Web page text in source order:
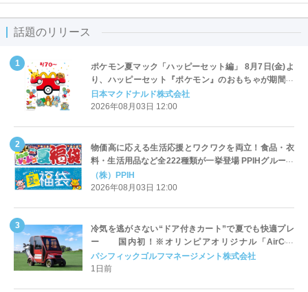
話題のリリース
ポケモン夏マック「ハッピーセット編」 8月7日(金)よ
り、ハッピーセット『ポケモン』のおもちゃが期間限
定登場
日本マクドナルド株式会社
2026年08月03日 12:00
物価高に応える生活応援とワクワクを両立！食品・衣
料・生活用品など全222種類が一挙登場 PPIHグループ
「夏福袋」＆セール 8月6日(木)より順次スタート
（株）PPIH
2026年08月03日 12:00
冷気を逃がさない“ドア付きカート”で夏でも快適プレ
ー 国内初！※オリンピアオリジナル「AirCon
Cart（エアコンカート）」導入 | ＰＧＭ
パシフィックゴルフマネージメント株式会社
1日前